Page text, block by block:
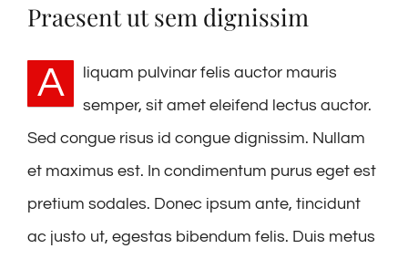
Praesent ut sem dignissim
A
liquam pulvinar felis auctor mauris
semper, sit amet eleifend lectus auctor.
Sed congue risus id congue dignissim. Nullam
et maximus est. In condimentum purus eget est
pretium sodales. Donec ipsum ante, tincidunt
ac justo ut, egestas bibendum felis. Duis metus